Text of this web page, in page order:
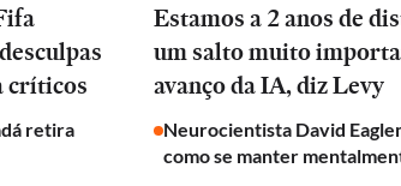
críticos
retira
Estamos a 2 anos de
um salto muito
avanço da IA, diz Levy
Neurocientista David
como se manter